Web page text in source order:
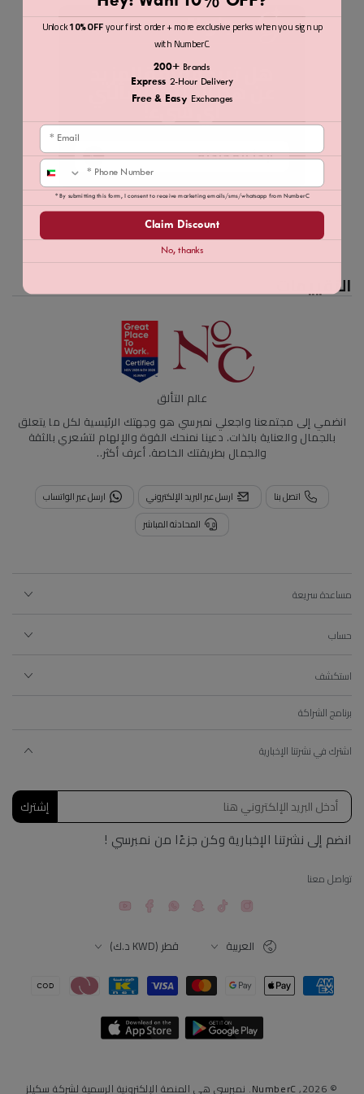
جلو.AI
هل تريد معرفة المزيد
عن هذا المنتج؟ اسألني
أي شيء!
ابدأ المحادثة
التقييمات
عالم التألق
انضمي إلى مجتمعنا واجعلي نمبرسي هو وجهتك الرئيسية لكل ما يتعلق
بالجمال والعناية بالذات. دعينا نمنحك القوة والإلهام لتشعري بالثقة
والجمال بطريقتك الخاصة. أعرف أكثر..
اتصل بنا ارسل عبر البريد الإلكتروني
ارسل عبر الواتساب
المحادثة المباشر
مساعدة سريعة
حساب
استكشف
برنامج الشراكة
اشترك في نشرتنا الإخبارية
إشترك
انضم إلى نشرتنا الإخبارية وكن جزءًا من نمبرسي !
تواصل معنا
Instagram
TikTok
Snapchat
Facebook
YouTube
© 2026,
NumberC. نمبرسي هي المنصة الإلكترونية الرسمية لشركة سكيلز
اللغة العربية قطر (KWD د.ك)
طرق
Unlock10% OFFyour first order + more exclusive perks when you sign up
with NumberC.
200+ Brands
Express 2-Hour Delivery
Free & Easy Exchanges
Email
Phone
* By submitting this form, I consent to receive marketing emails/sms/whatsapp from NumberC
Claim Discount
No, thanks